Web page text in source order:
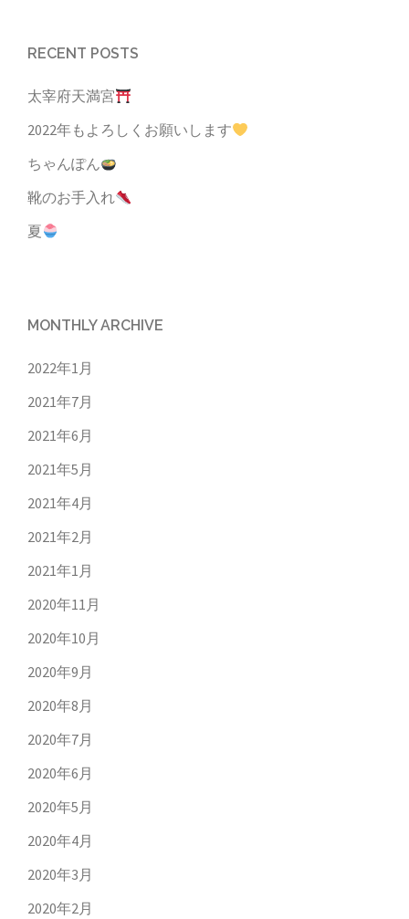
RECENT POSTS
太宰府天満宮
2022年もよろしくお願いします
ちゃんぽん
靴のお手入れ
夏
MONTHLY ARCHIVE
2022年1月
2021年7月
2021年6月
2021年5月
2021年4月
2021年2月
2021年1月
2020年11月
2020年10月
2020年9月
2020年8月
2020年7月
2020年6月
2020年5月
2020年4月
2020年3月
2020年2月